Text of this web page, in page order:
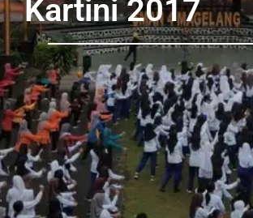
Kartini 2017